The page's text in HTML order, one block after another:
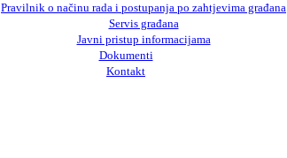
Pravilnik o načinu rada i postupanja po zahtjevima građana
Servis građana
Javni pristup informacijama
Dokumenti
Kontakt